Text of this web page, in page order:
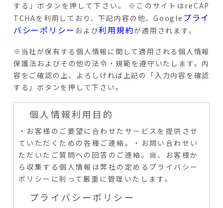
する」ボタンを押して下さい。
※このサイトはreCAP
TCHAを利用しており、下記内容の他、Google プライ
バシーポリシー および利用規約が適用されます。
※当社が保有する個人情報に関して適用される個人情報
保護法およびその他の法令・規範を遵守いたします。 内
容をご確認の上、よろしければ上記の「入力内容を確認
する」ボタンを押して下さい。
個人情報利用目的
・お客様のご要望に合わせたサービスを提供させ
ていただくための各種ご連絡。
・お問い合わせい
ただいたご質問への回答のご連絡。尚、お客様か
ら収集する個人情報は弊社の定めるプライバシー
ポリシーに則って厳重に管理いたします。
プライバシーポリシー